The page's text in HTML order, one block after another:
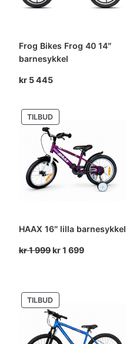
Frog Bikes Frog 40 14″
barnesykkel
kr 5 445
TILBUDPRODUKT
PÅ
SALG
HAAX 16″ lilla barnesykkel
kr1 999Opprinnelig
999.
kr1 699Nåværende
TILBUDPRODUKT
PÅ
SALG